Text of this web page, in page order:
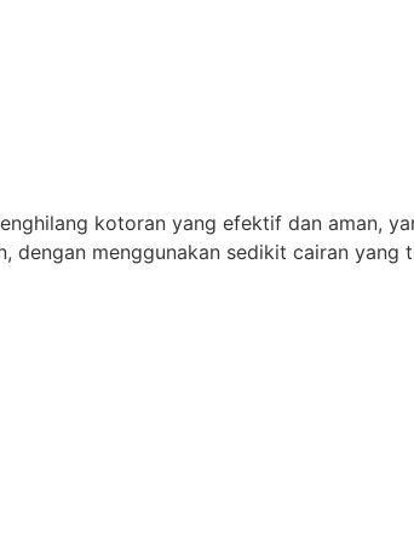
kotoran yang efektif dan aman,
dengan menggunakan sedikit cairan yang